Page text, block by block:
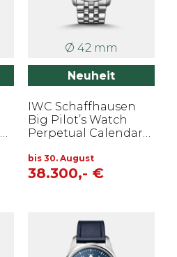
Ø 42 mm
Neuheit
IWC Schaffhausen
Big Pilot’s Watch
Perpetual Calendar
bis 30. August
38.300,- €